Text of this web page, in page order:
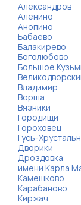
Александров
Аленино
Анопино
Бабаево
Балакирево
Боголюбово
Большое
Владимир
Ворша
Вязники
Городищи
Гороховец
Гусь-
Дворики
Дроздовка
имени Карла
Камешково
Карабаново
Киржач